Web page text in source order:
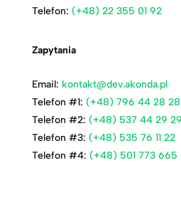
Telefon: (+48) 22 355 01 92
Zapytania
Email: kontakt@dev.akonda.pl
Telefon #1: (+48) 796 44 28 28
Telefon #2: (+48) 537 44 29 29
Telefon #3: (+48) 535 76 11 22
Telefon #4: (+48) 501 773 665